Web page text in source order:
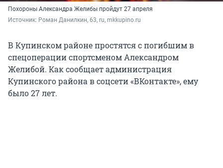
Похороны Александра Желибы пройдут 27 апреля
Источник: Роман Данилкин, 63, ru, mkkupino.ru
В Купинском районе простятся с погибшим в
спецоперации спортсменом Александром
Желибой. Как сообщает администрация
Купинского района в соцсети «ВКонтакте», ему
было 27 лет.